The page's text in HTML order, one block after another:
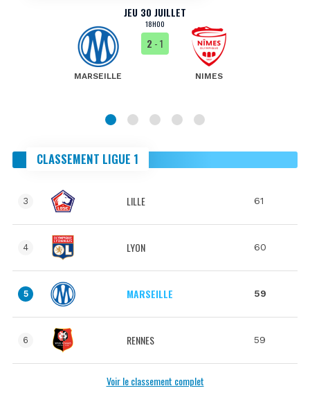
JEU 30 JUILLET
18H00
MARSEILLE
2 - 1
NIMES
CLASSEMENT LIGUE 1
3 LILLE 61
4 LYON 60
5 MARSEILLE 59
6 RENNES 59
Voir le classement complet